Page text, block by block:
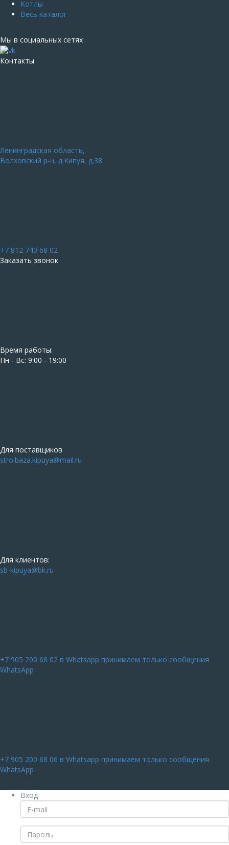
Котлы
Весь каталог
Мы в социальных сетях
Контакты
Ленинградская область,
Волховский р-н, д.Кипуя, д.38
+7 812 740 68 02
Заказать звонок
Время работы:
Пн - Вс: 9:00 - 19:00
Для поставщиков
stroibaza.kipuya@mail.ru
Для клиентов:
sb-kipuya@bk.ru
+7 905 200 68 02 в Whatsapp принимаем только сообщения
WhatsApp
+7 905 200 68 06 в Whatsapp принимаем только сообщения
WhatsApp
Вход